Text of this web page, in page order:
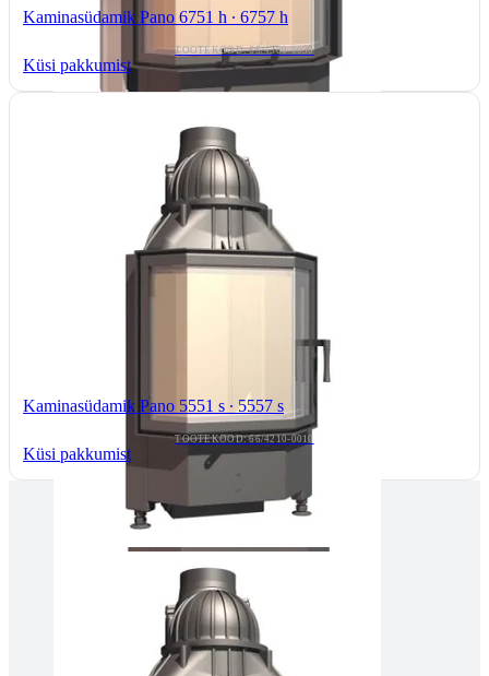
Kaminasüdamik Pano 6751 h ∙ 6757 h
TOOTEKOOD: 66/4360-0030
Küsi pakkumist
Kaminasüdamik Pano 5551 s ∙ 5557 s
TOOTEKOOD: 66/4210-0010
Küsi pakkumist
Tallinnas kaminasalong
(+372) 677 6977
kaminakoda@kaminakoda.ee
E-R 10:00-18:30